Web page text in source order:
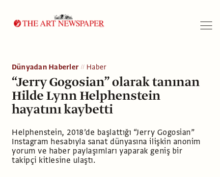
Dünyadan Haberler Haber
“Jerry Gogosian” olarak tanınan
Hilde Lynn Helphenstein
hayatını kaybetti
Helphenstein, 2018’de başlattığı “Jerry Gogosian”
Instagram hesabıyla sanat dünyasına ilişkin anonim
yorum ve haber paylaşımları yaparak geniş bir
takipçi kitlesine ulaştı.